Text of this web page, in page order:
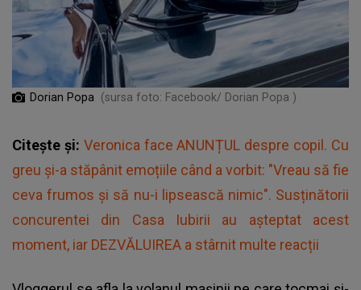
Dorian Popa (sursa foto: Facebook/ Dorian Popa )
Citește și: Veronica face ANUNȚUL despre copil. Cu
greu și-a stăpânit emoțiile când a vorbit: "Vreau să fie
ceva frumos și să nu-i lipsească nimic". Susținătorii
concurentei din Casa Iubirii au așteptat acest
moment, iar DEZVĂLUIREA a stârnit multe reacții